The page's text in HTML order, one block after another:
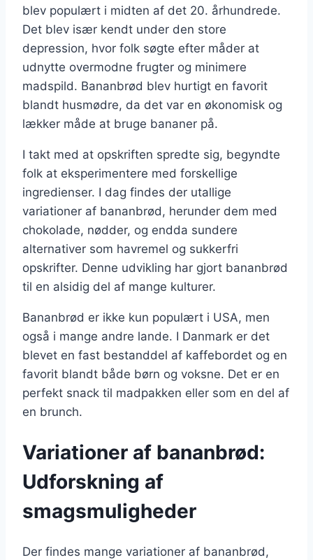
blev populært i midten af det 20. århundrede.
Det blev især kendt under den store
depression, hvor folk søgte efter måder at
udnytte overmodne frugter og minimere
madspild. Bananbrød blev hurtigt en favorit
blandt husmødre, da det var en økonomisk og
lækker måde at bruge bananer på.
I takt med at opskriften spredte sig, begyndte
folk at eksperimentere med forskellige
ingredienser. I dag findes der utallige
variationer af bananbrød, herunder dem med
chokolade, nødder, og endda sundere
alternativer som havremel og sukkerfri
opskrifter. Denne udvikling har gjort bananbrød
til en alsidig del af mange kulturer.
Bananbrød er ikke kun populært i USA, men
også i mange andre lande. I Danmark er det
blevet en fast bestanddel af kaffebordet og en
favorit blandt både børn og voksne. Det er en
perfekt snack til madpakken eller som en del af
en brunch.
Variationer af bananbrød:
Udforskning af
smagsmuligheder
Der findes mange variationer af bananbrød,